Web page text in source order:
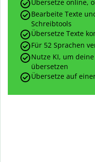
Übersetze online,
Bearbeite Texte
Schreibtools
Übersetze Texte
Für 52 Sprachen
Nutze KI, um
übersetzen
Übersetze auf